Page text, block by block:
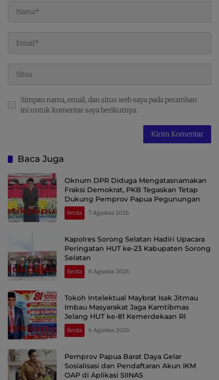
Simpan nama, email, dan situs web saya pada peramban
ini untuk komentar saya berikutnya.
Baca Juga
Oknum DPR Diduga Mengatasnamakan
Fraksi Demokrat, PKB Tegaskan Tetap
Dukung Pemprov Papua Pegunungan
Berita 7 Agustus 2026
Kapolres Sorong Selatan Hadiri Upacara
Peringatan HUT ke-23 Kabupaten Sorong
Selatan
Berita 6 Agustus 2026
Tokoh Intelektual Maybrat Isak Jitmau
Imbau Masyarakat Jaga Kamtibmas
Jelang HUT ke-81 Kemerdekaan RI
Berita 6 Agustus 2026
Pemprov Papua Barat Daya Gelar
Sosialisasi dan Pendaftaran Akun IKM
OAP di Aplikasi SIINAS